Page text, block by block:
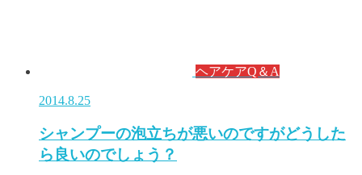
ヘアケアQ＆A
2014.8.25
シャンプーの泡立ちが悪いのですがどうした
ら良いのでしょう？